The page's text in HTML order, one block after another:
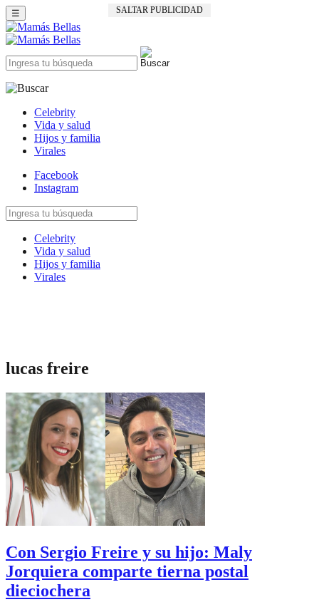
SALTAR PUBLICIDAD
☰
Celebrity
Vida y salud
Hijos y familia
Virales
Facebook
Instagram
Celebrity
Vida y salud
Hijos y familia
Virales
lucas freire
Con Sergio Freire y su hijo: Maly
Jorquiera comparte tierna postal
dieciochera